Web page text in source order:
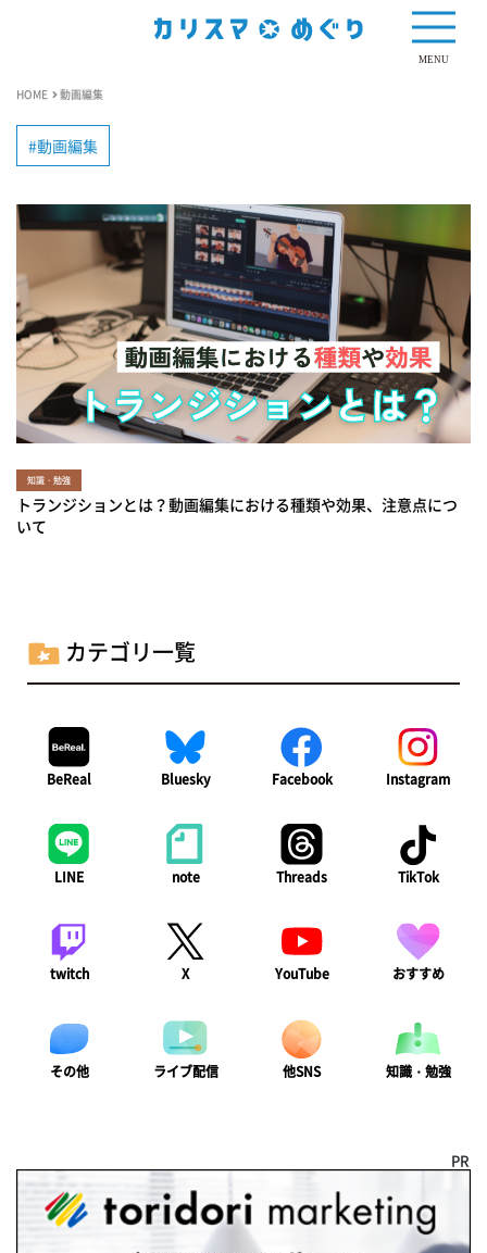
MENU
HOME 動画編集
動画編集
知識・勉強
トランジションとは？動画編集における種類や効果、注意点につ
いて
カテゴリ一覧
BeReal Bluesky Facebook Instagram
LINE note Threads TikTok
twitch X YouTube おすすめ
その他 ライブ配信 他SNS 知識・勉強
PR